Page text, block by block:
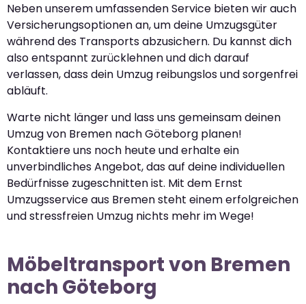
Neben unserem umfassenden Service bieten wir auch
Versicherungsoptionen an, um deine Umzugsgüter
während des Transports abzusichern. Du kannst dich
also entspannt zurücklehnen und dich darauf
verlassen, dass dein Umzug reibungslos und sorgenfrei
abläuft.
Warte nicht länger und lass uns gemeinsam deinen
Umzug von Bremen nach Göteborg planen!
Kontaktiere uns noch heute und erhalte ein
unverbindliches Angebot, das auf deine individuellen
Bedürfnisse zugeschnitten ist. Mit dem Ernst
Umzugsservice aus Bremen steht einem erfolgreichen
und stressfreien Umzug nichts mehr im Wege!
Möbeltransport von Bremen
nach Göteborg